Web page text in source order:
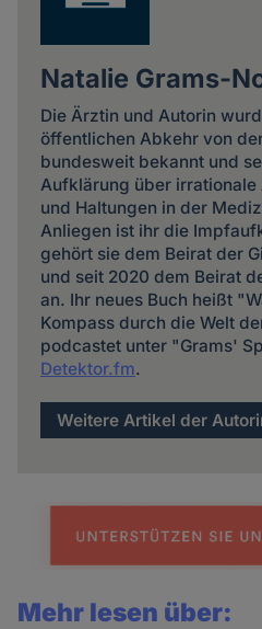
Natalie Grams-
Die Ärztin und Autorin
öffentlichen Abkehr von
bundesweit bekannt und
Aufklärung über irrationale
und Haltungen in der
Anliegen ist ihr die
gehört sie dem Beirat der
und seit 2020 dem Beirat
an. Ihr neues Buch heißt
Kompass durch die Welt
podcastet unter "Grams'
Detektor.fm.
Weitere Artikel der
Mehr lesen über: